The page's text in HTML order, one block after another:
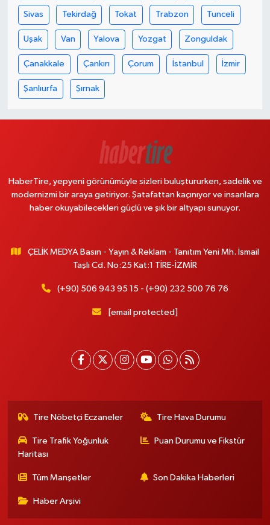
Sivas Tekirdağ Tokat Trabzon Tunceli
Uşak Van Yalova Yozgat Zonguldak
Çanakkale Çankırı Çorum İstanbul İzmir
Şanlıurfa Şırnak
HaberTire, yepyeni görünümüyle sizleri buluştururken, sadelik ve
modernizmi bir araya getiriyor. Şatafattan kaçınıyor ve insanlara
haber okuyabilecekleri güçlü ve şık bir altyapı sunuyor.
ÇELİK MEDYA Basın - Yayın & Reklam - Tanıtım Yeni Mh. İsmail
Taşlı Cd. No:25 Kat:1 TİRE-İZMİR
(+90) 506 943 95 15 - (+90) 232 500 76 76
[email protected]
Tire Nöbetçi Eczaneler Tire Hava Durumu
Tire Trafik Yoğunluk
Haritası
Puan Durumu ve Fikstür
Tüm Manşetler Son Dakika Haberleri
Haber Arşivi